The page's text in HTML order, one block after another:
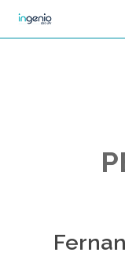
Skip
to